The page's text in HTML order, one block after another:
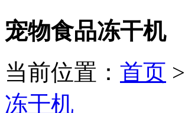
宠物食品冻干机
当前位置： 首页 >
冻干机